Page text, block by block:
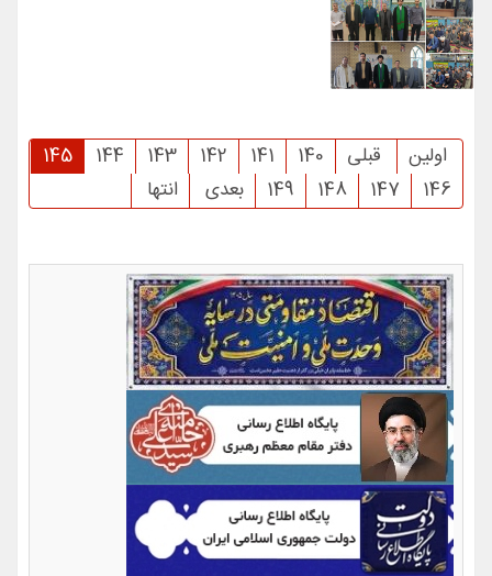
اولین قبلی 140
141
142
143
144
145
146
147
148
149 بعدی انتها